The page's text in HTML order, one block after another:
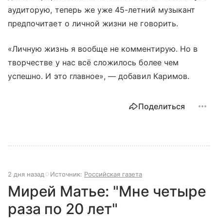
аудиторую, теперь же уже 45-летний музыкант
предпочитает о личной жизни не говорить.
«Личную жизнь я вообще не комментирую. Но в
творчестве у нас всё сложилось более чем
успешно. И это главное», — добавил Каримов.
Поделиться
2 дня назад Источник: Российская газета
Мирей Матье: "Мне четыре
раза по 20 лет"